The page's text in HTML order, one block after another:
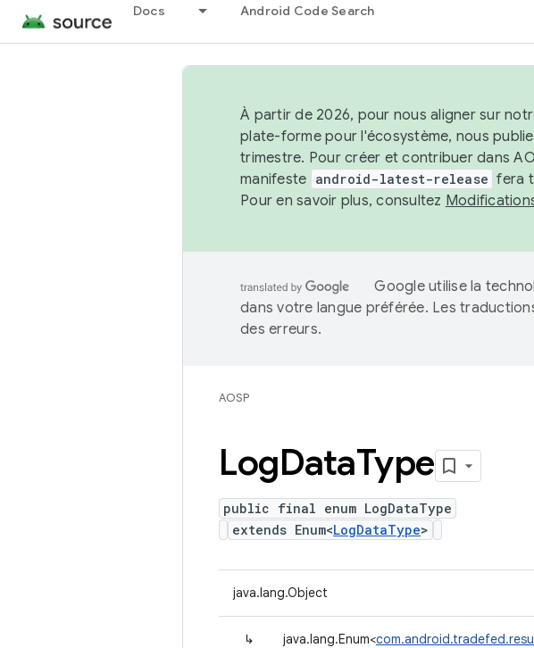
Docs Android Code Search
À partir de 2026, pour nous aligner sur
plate-forme pour l'écosystème, nous
trimestre. Pour créer et contribuer dans
manifeste android-latest-release fera
Pour en savoir plus, consultez
Google utilise la
dans votre langue préférée. Les
des erreurs.
AOSP
LogDataType
public final enum LogDataType
extends Enum<LogDataType>
java.lang.Object
↳ java.lang.Enum<